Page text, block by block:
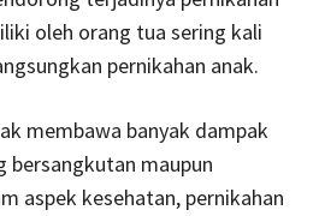
oleh orang tua sering kali
pernikahan anak.
membawa banyak dampak
bersangkutan maupun
aspek kesehatan, pernikahan